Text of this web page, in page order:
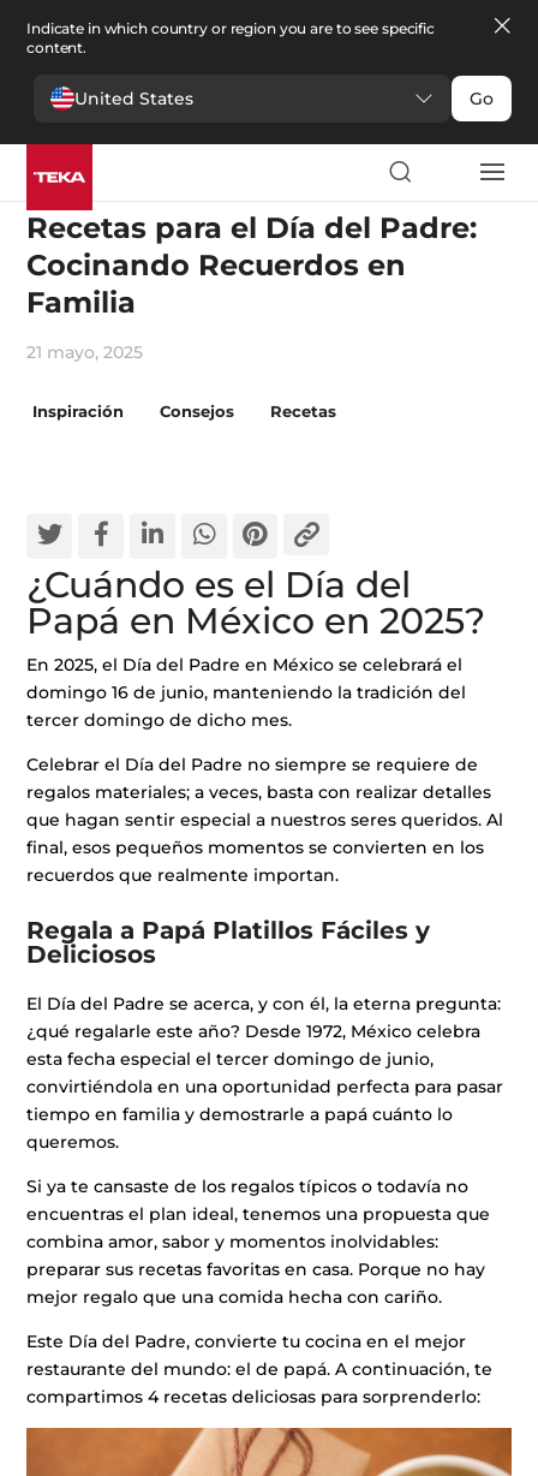
Indicate in which country or region you are to see specific
content.
United States Go
Cocina
Recetas para el Día del Padre:
Cocinando Recuerdos en
Familia
21 mayo, 2025
Inspiración Consejos Recetas
¿Cuándo es el Día del
Papá en México en 2025?
En 2025, el Día del Padre en México se celebrará el
domingo 16 de junio, manteniendo la tradición del
tercer domingo de dicho mes.
Celebrar el Día del Padre no siempre se requiere de
regalos materiales; a veces, basta con realizar detalles
que hagan sentir especial a nuestros seres queridos. Al
final, esos pequeños momentos se convierten en los
recuerdos que realmente importan.
Regala a Papá Platillos Fáciles y
Deliciosos
El Día del Padre se acerca, y con él, la eterna pregunta:
¿qué regalarle este año? Desde 1972, México celebra
esta fecha especial el tercer domingo de junio,
convirtiéndola en una oportunidad perfecta para pasar
tiempo en familia y demostrarle a papá cuánto lo
queremos.
Si ya te cansaste de los regalos típicos o todavía no
encuentras el plan ideal, tenemos una propuesta que
combina amor, sabor y momentos inolvidables:
preparar sus recetas favoritas en casa. Porque no hay
mejor regalo que una comida hecha con cariño.
Este Día del Padre, convierte tu cocina en el mejor
restaurante del mundo: el de papá. A continuación, te
compartimos 4 recetas deliciosas para sorprenderlo: